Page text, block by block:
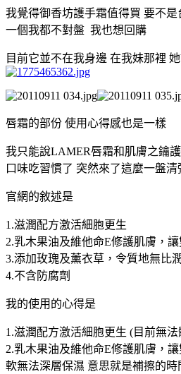
我覺得御香坊護手霜值得買 要不
一個我都不對盤 我也想回購
目前它並不在我身邊 在我妹那裡
唇霜的部份 使用心得感也是一樣
我只能說LAMER唇霜和肌膚之鑰
口味吃習慣了 突然來了這麼一盤清
官網的敘述是
1.滋潤配方激活細胞更生
2.乳木果油及維他命E修護肌膚，
3.添加玫瑰及薰衣草，令質地無比
4.不含防腐劑
我的使用的心得是
1.滋潤配方激活細胞更生 (目前無法
2.乳木果油及維他命E修護肌膚，
軟無法深層保濕 意思就是補擦的